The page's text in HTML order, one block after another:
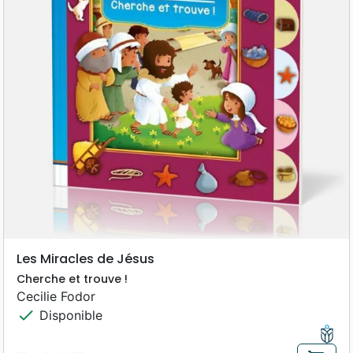
Les Miracles de Jésus
Cherche et trouve !
Cecilie Fodor
check Disponible